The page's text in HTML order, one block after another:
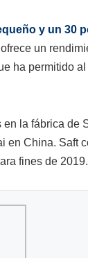
y un 30
un
ha permitido
la fábrica de
en China. Saft
fines de 2019.